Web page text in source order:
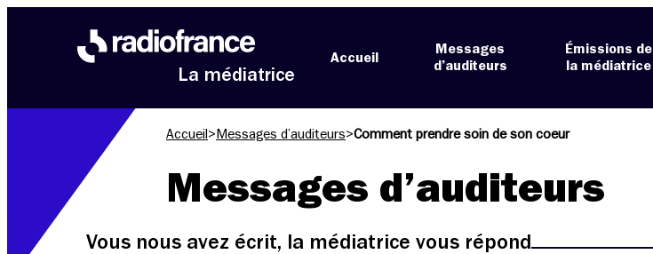
La médiatrice
Accueil
Messages
d’auditeurs
Émissions de
la médiatrice
Accueil > Messages d’auditeurs>Comment prendre soin de son coeur
Messages d’auditeurs
Vous nous avez écrit, la médiatrice vous répond